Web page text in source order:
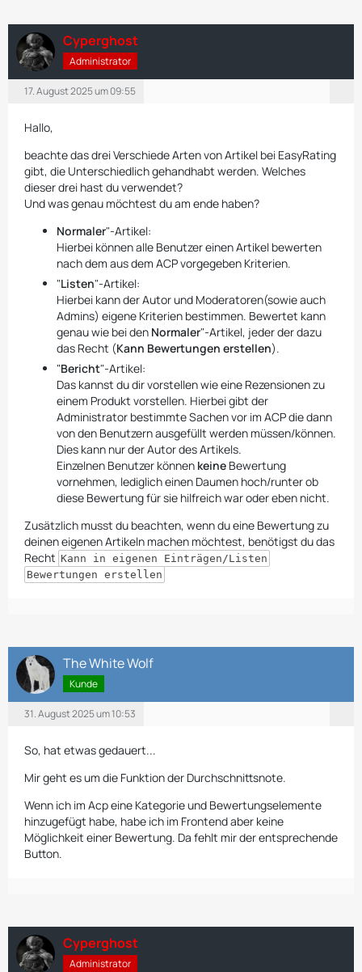
Cyperghost
Administrator
17. August 2025 um 09:55
Hallo,
beachte das drei Verschiede Arten von Artikel bei EasyRating
gibt, die Unterschiedlich gehandhabt werden. Welches
dieser drei hast du verwendet?
Und was genau möchtest du am ende haben?
Normaler"-Artikel:
Hierbei können alle Benutzer einen Artikel bewerten
nach dem aus dem ACP vorgegeben Kriterien.
"Listen"-Artikel:
Hierbei kann der Autor und Moderatoren(sowie auch
Admins) eigene Kriterien bestimmen. Bewertet kann
genau wie bei den Normaler"-Artikel, jeder der dazu
das Recht (Kann Bewertungen erstellen).
"Bericht"-Artikel:
Das kannst du dir vorstellen wie eine Rezensionen zu
einem Produkt vorstellen. Hierbei gibt der
Administrator bestimmte Sachen vor im ACP die dann
von den Benutzern ausgefüllt werden müssen/können.
Dies kann nur der Autor des Artikels.
Einzelnen Benutzer können keine Bewertung
vornehmen, lediglich einen Daumen hoch/runter ob
diese Bewertung für sie hilfreich war oder eben nicht.
Zusätzlich musst du beachten, wenn du eine Bewertung zu
deinen eigenen Artikeln machen möchtest, benötigst du das
Recht Kann in eigenen Einträgen/Listen
Bewertungen erstellen
The White Wolf
Kunde
31. August 2025 um 10:53
So, hat etwas gedauert...
Mir geht es um die Funktion der Durchschnittsnote.
Wenn ich im Acp eine Kategorie und Bewertungselemente
hinzugefügt habe, habe ich im Frontend aber keine
Möglichkeit einer Bewertung. Da fehlt mir der entsprechende
Button.
Cyperghost
Administrator